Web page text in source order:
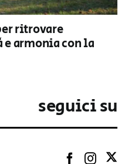
ritrovare
armonia con la
seguici su